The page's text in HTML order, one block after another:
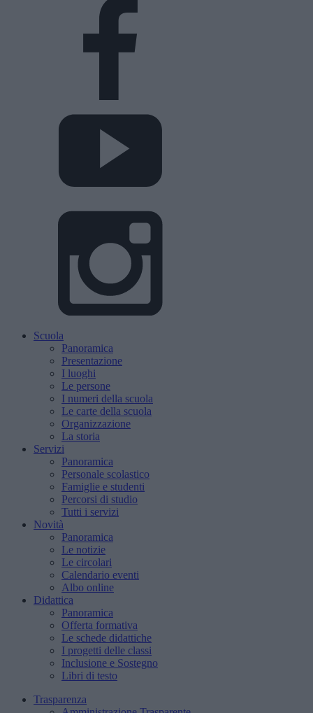
Scuola
Panoramica
Presentazione
I luoghi
Le persone
I numeri della scuola
Le carte della scuola
Organizzazione
La storia
Servizi
Panoramica
Personale scolastico
Famiglie e studenti
Percorsi di studio
Tutti i servizi
Novità
Panoramica
Le notizie
Le circolari
Calendario eventi
Albo online
Didattica
Panoramica
Offerta formativa
Le schede didattiche
I progetti delle classi
Inclusione e Sostegno
Libri di testo
Trasparenza